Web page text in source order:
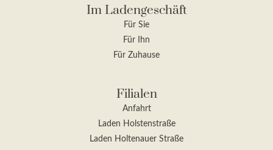
Im Ladengeschäft
Für Sie
Für Ihn
Für Zuhause
Filialen
Anfahrt
Laden Holstenstraße
Laden Holtenauer Straße